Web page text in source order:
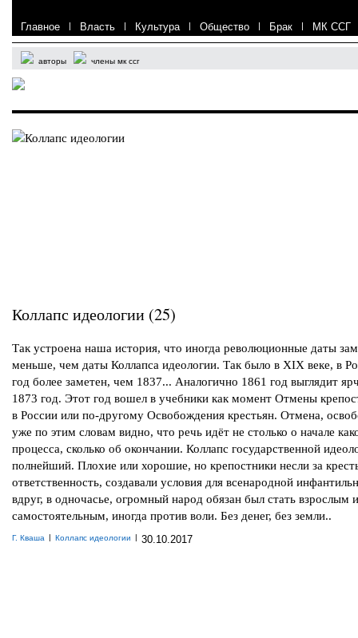
Главное | Власть | Культура | Общество | Брак | МК ССГ
авторы члены мк ссг
Коллапс идеологии (25)
Так устроена наша история, что иногда революционные даты
меньше, чем даты Коллапса идеологии. Так было в XIX веке, в
год более заметен, чем 1837... Аналогично 1861 год выглядит
1873 год. Этот год вошел в учебники как момент Отмены
в России или по-другому Освобождения крестьян. Отмена,
уже по этим словам видно, что речь идёт не столько о начале
процесса, сколько об окончании. Коллапс государственной
полнейший. Плохие или хорошие, но крепостники несли за
ответственность, создавали условия для всенародной
вдруг, в одночасье, огромный народ обязан был стать взрослым и
самостоятельным, иногда против воли. Без денег, без земли..
Г. Кваша | Коллапс идеологии | 30.10.2017